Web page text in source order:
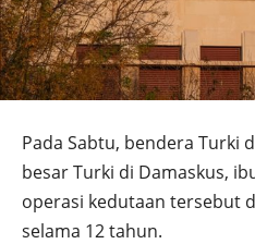
Pada Sabtu, bendera Turki
besar Turki di Damaskus,
operasi kedutaan tersebut
selama 12 tahun.